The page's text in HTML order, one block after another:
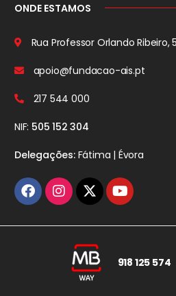
ONDE ESTAMOS
Rua Professor Orlando Ribeiro,
apoio@fundacao-ais.pt
217 544 000
NIF: 505 152 304
Delegações:Fátima | Évora
918 125 574